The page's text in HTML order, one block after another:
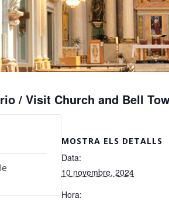
/ Visit Church and Bell
MOSTRA ELS DETALLS
Data:
10 novembre, 2024
Hora: